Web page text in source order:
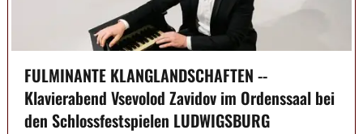
FULMINANTE KLANGLANDSCHAFTEN --
Klavierabend Vsevolod Zavidov im Ordenssaal bei
den Schlossfestspielen LUDWIGSBURG